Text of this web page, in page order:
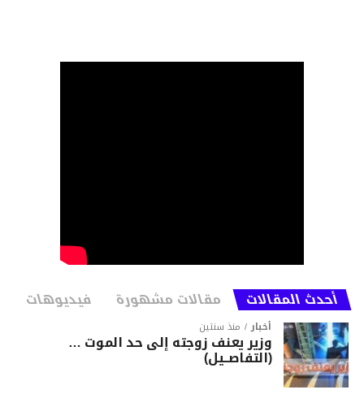
أحدث المقالات مقالات مشهورة فيديوهات
أخبار منذ سنتين
وزير يعنف زوجته إلى حد الموت …
(التفاصــيل)